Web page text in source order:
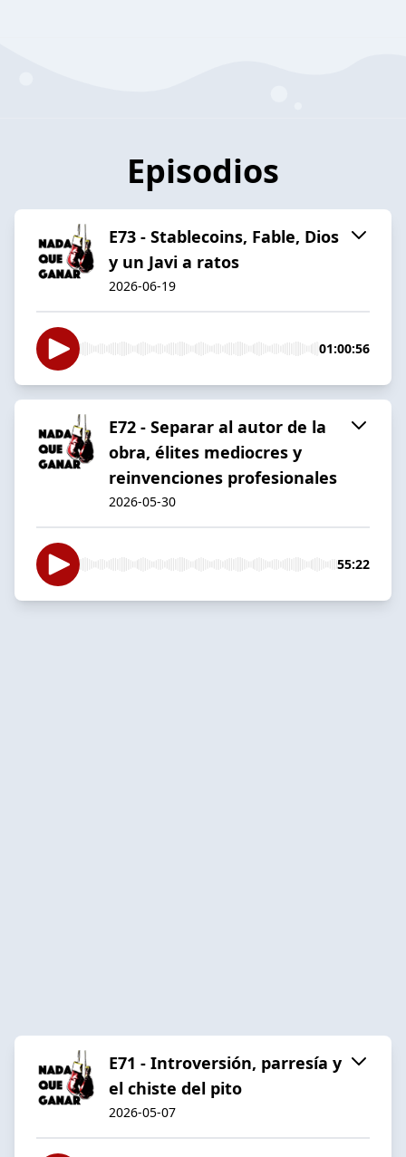
Episodios
E73 - Stablecoins, Fable, Dios
y un Javi a ratos
2026-06-19
01:00:56
E72 - Separar al autor de la
obra, élites mediocres y
reinvenciones profesionales
2026-05-30
55:22
E71 - Introversión, parresía y
el chiste del pito
2026-05-07